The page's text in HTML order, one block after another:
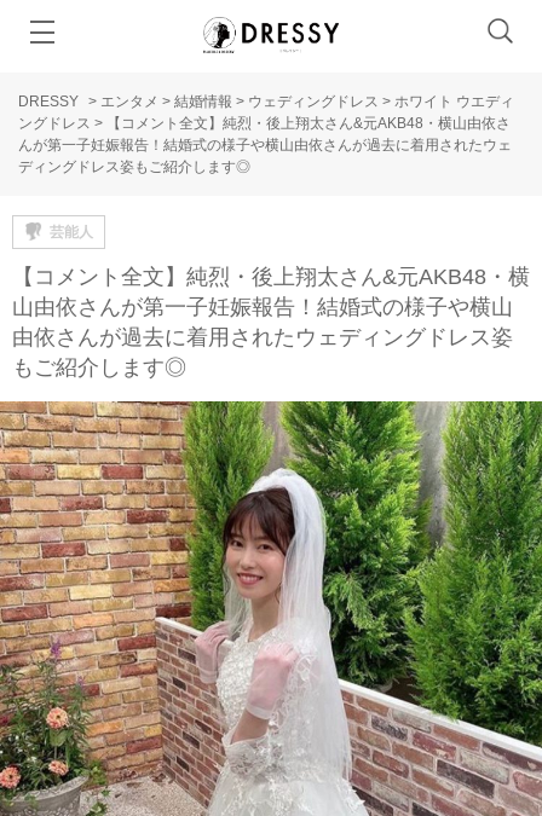
DRESSY > エンタメ > 結婚情報 > ウェディングドレス > ホワイト ウエディ
ングドレス >
【コメント全文】純烈・後上翔太さん&元AKB48・横山由依さ
んが第一子妊娠報告！結婚式の様子や横山由依さんが過去に着用されたウェ
ディングドレス姿もご紹介します◎
芸能人
【コメント全文】純烈・後上翔太さん&元AKB48・横
山由依さんが第一子妊娠報告！結婚式の様子や横山
由依さんが過去に着用されたウェディングドレス姿
もご紹介します◎